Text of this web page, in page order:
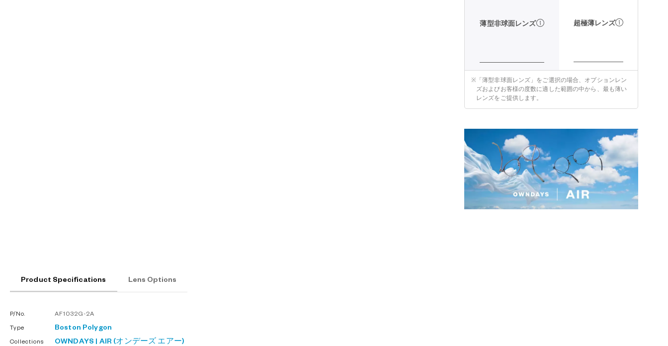
薄型非球面レンズ 超極薄レンズ
※ 「薄型非球面レンズ」をご選択の場合、オプションレン
ズおよびお客様の度数に適した範囲の中から、最も薄い
レンズをご提供します。
Product Specifications Lens Options
P/No. AF1032G-2A
Type Boston Polygon
Collections OWNDAYS | AIR (オンデーズ エアー)